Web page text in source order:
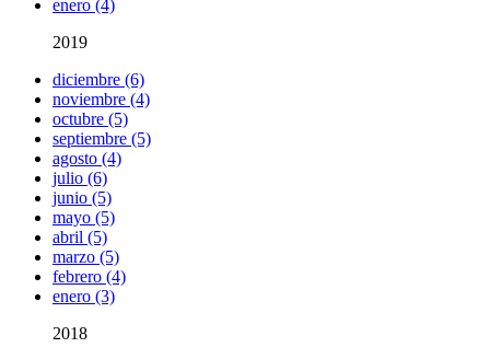
enero (4)
2019
diciembre (6)
noviembre (4)
octubre (5)
septiembre (5)
agosto (4)
julio (6)
junio (5)
mayo (5)
abril (5)
marzo (5)
febrero (4)
enero (3)
2018